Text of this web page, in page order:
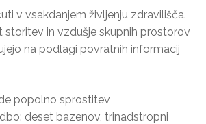
v vsakdanjem življenju zdravilišča.
storitev in vzdušje skupnih prostorov
na podlagi povratnih informacij
popolno sprostitev
deset bazenov, trinadstropni